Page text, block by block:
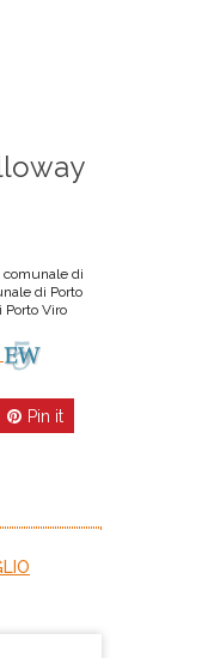
comunale di
di Porto
Viro
Pin it